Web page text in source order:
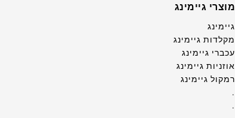
מוצרי גיימינג
גיימינג
מקלדות גיימינג
עכברי גיימינג
אוזניות גיימינג
רמקול גיימינג
.
.